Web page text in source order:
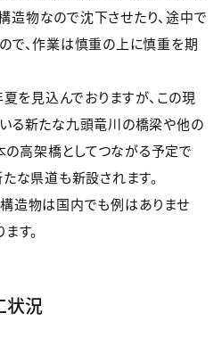
造物なので沈下させたり、途中で
で、作業は慎重の上に慎重を期
を見込んでおりますが、この現
る新たな九頭竜川の橋梁や他の
高架橋としてつながる予定で
な県道も新設されます。
造物は国内でも例はありませ
す。
状況